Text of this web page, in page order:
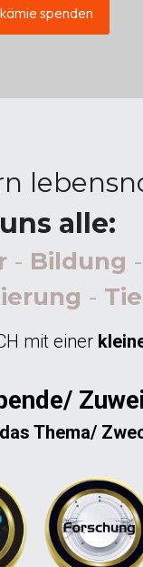
spenden
uns alle:
- Bildung -
-
mit einer
Thema/